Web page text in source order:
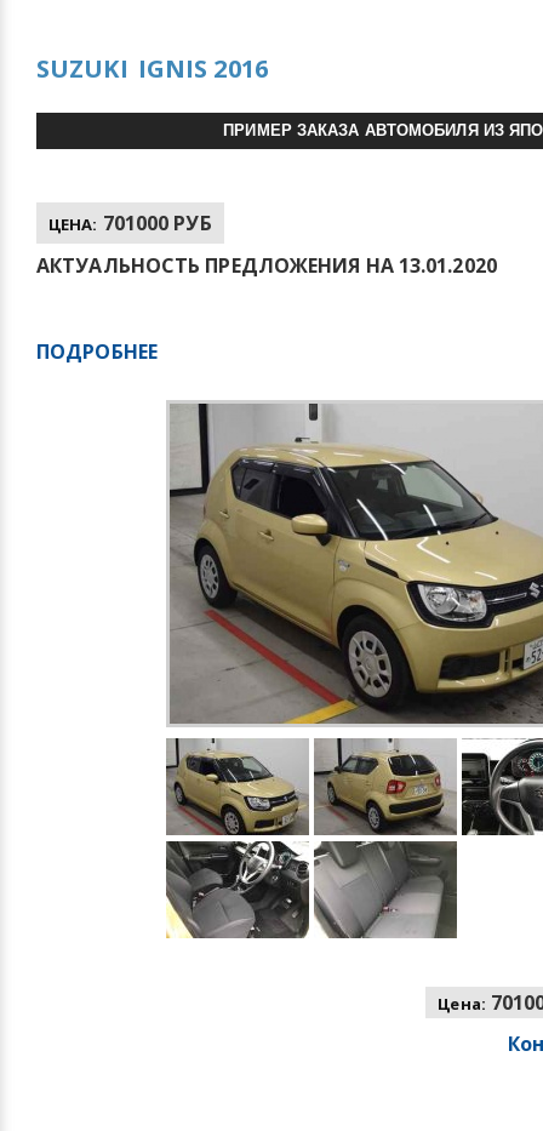
SUZUKI IGNIS 2016
ПРИМЕР ЗАКАЗА АВТОМОБИЛЯ ИЗ
ЦЕНА: 701000 РУБ
АКТУАЛЬНОСТЬ ПРЕДЛОЖЕНИЯ НА 13.01.2020
ПОДРОБНЕЕ
Цена: